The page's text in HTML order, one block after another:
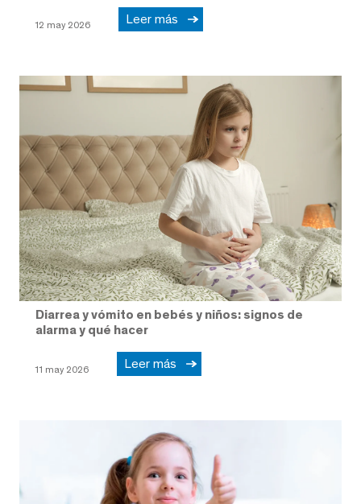
12 may 2026 Leer más
Diarrea y vómito en bebés y niños: signos de
alarma y qué hacer
11 may 2026 Leer más